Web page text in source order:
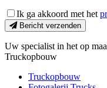
Ik ga akkoord met het
Bericht verzenden
Uw specialist in het op
Truckopbouw
Truckopbouw